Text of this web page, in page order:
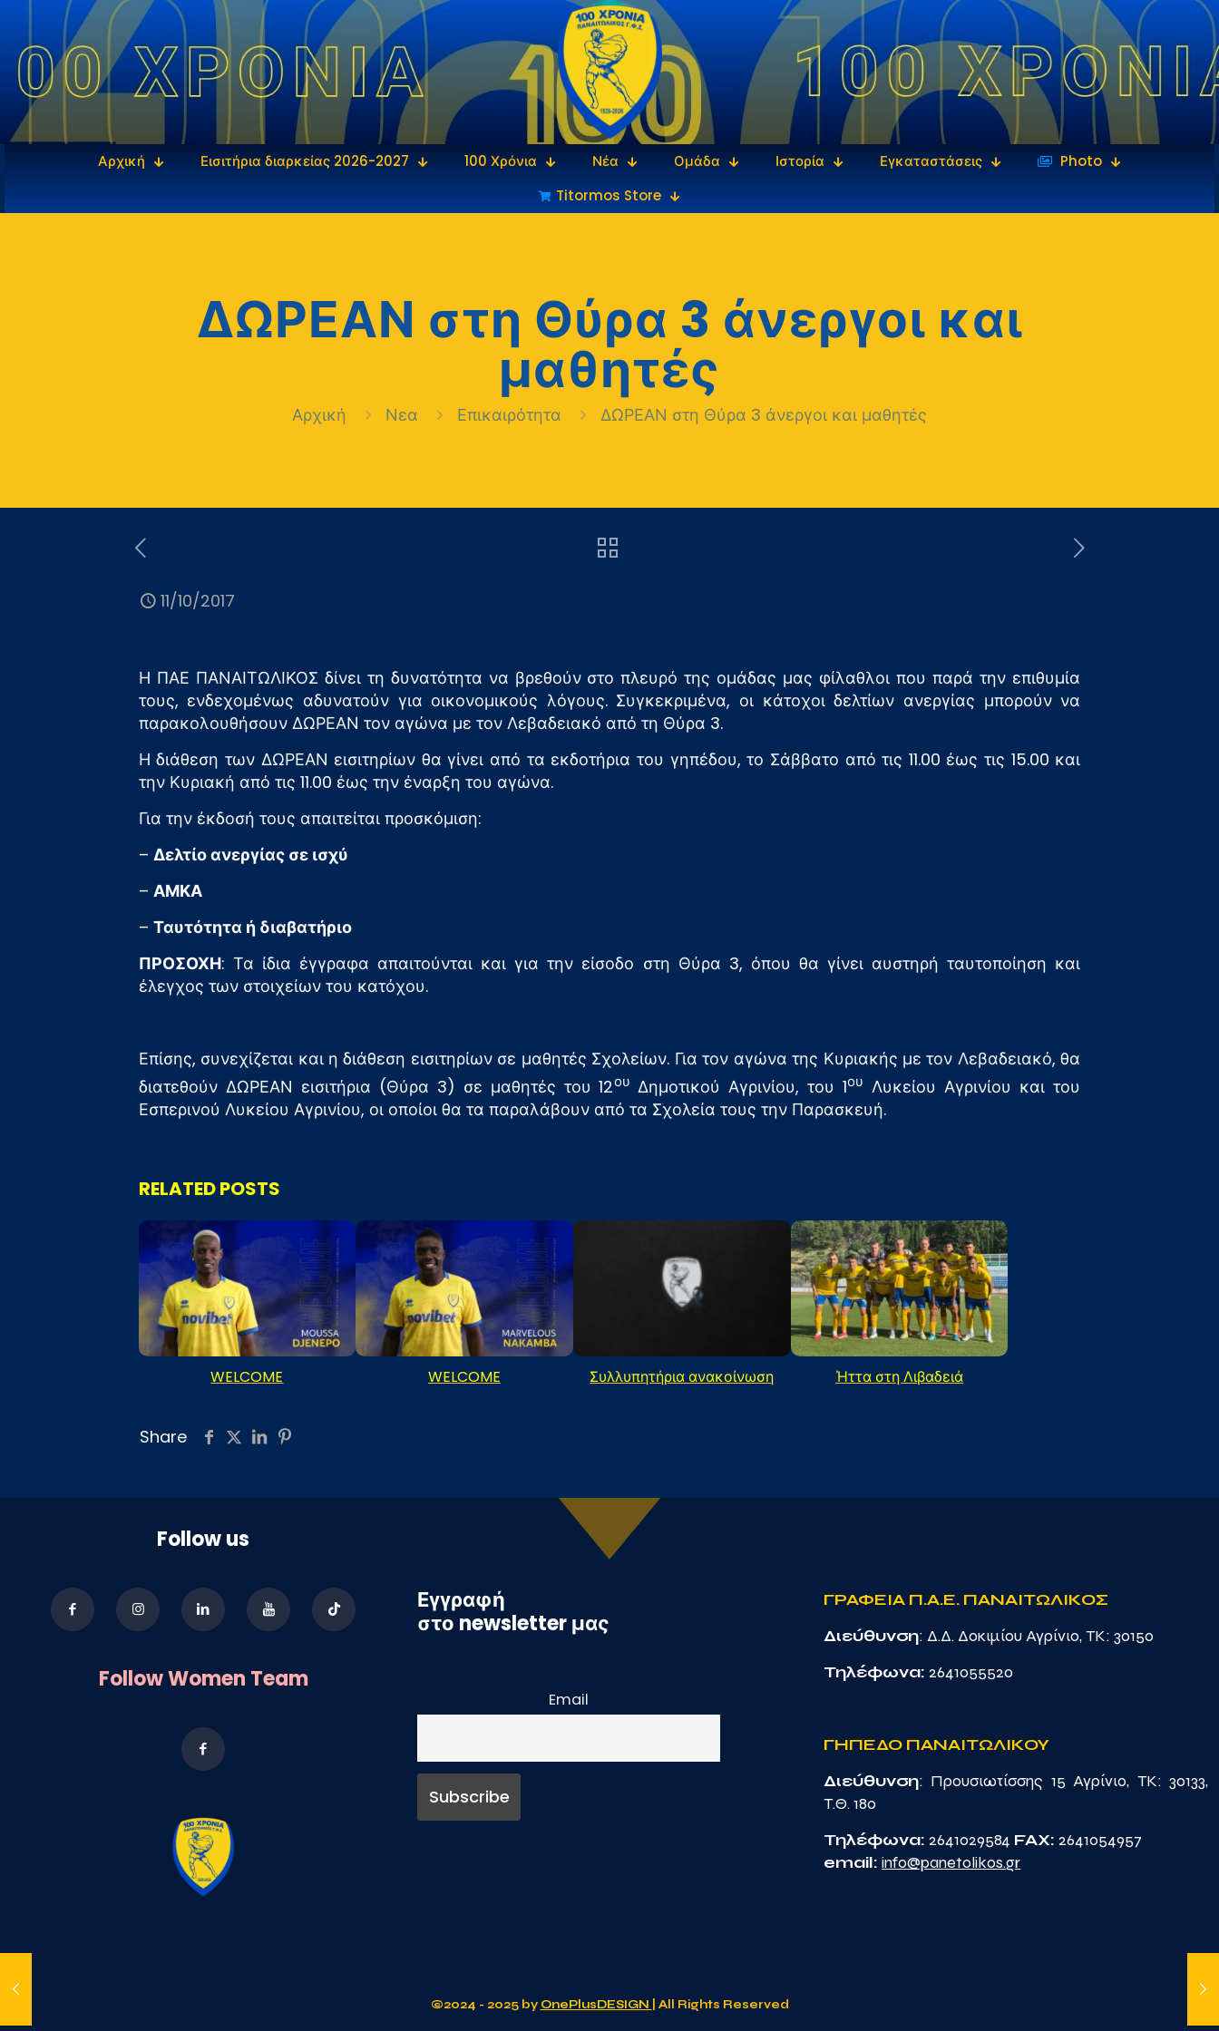
Αρχική Εισιτήρια διαρκείας 2026-2027 100 Χρόνια Νέα Ομάδα Ιστορία Εγκαταστάσεις
‎‏‏‎ ‎Photo
Titormos Store
ΔΩΡΕΑΝ στη Θύρα 3 άνεργοι και
μαθητές
Αρχική Νεα Επικαιρότητα ΔΩΡΕΑΝ στη Θύρα 3 άνεργοι και μαθητές
11/10/2017
Η ΠΑΕ ΠΑΝΑΙΤΩΛΙΚΟΣ δίνει τη δυνατότητα να βρεθούν στο πλευρό της ομάδας μας φίλαθλοι που παρά την επιθυμία
τους, ενδεχομένως αδυνατούν για οικονομικούς λόγους. Συγκεκριμένα, οι κάτοχοι δελτίων ανεργίας μπορούν να
παρακολουθήσουν ΔΩΡΕΑΝ τον αγώνα με τον Λεβαδειακό από τη Θύρα 3.
Η διάθεση των ΔΩΡΕΑΝ εισιτηρίων θα γίνει από τα εκδοτήρια του γηπέδου, το Σάββατο από τις 11.00 έως τις 15.00 και
την Κυριακή από τις 11.00 έως την έναρξη του αγώνα.
Για την έκδοσή τους απαιτείται προσκόμιση:
– Δελτίο ανεργίας σε ισχύ
– ΑΜΚΑ
– Ταυτότητα ή διαβατήριο
ΠΡΟΣΟΧΗ: Τα ίδια έγγραφα απαιτούνται και για την είσοδο στη Θύρα 3, όπου θα γίνει αυστηρή ταυτοποίηση και
έλεγχος των στοιχείων του κατόχου.
Επίσης, συνεχίζεται και η διάθεση εισιτηρίων σε μαθητές Σχολείων. Για τον αγώνα της Κυριακής με τον Λεβαδειακό, θα
διατεθούν ΔΩΡΕΑΝ εισιτήρια (Θύρα 3) σε μαθητές του 12ου Δημοτικού Αγρινίου, του 1ου Λυκείου Αγρινίου και του
Εσπερινού Λυκείου Αγρινίου, οι οποίοι θα τα παραλάβουν από τα Σχολεία τους την Παρασκευή.
RELATED POSTS
WELCOME WELCOME Συλλυπητήρια ανακοίνωση Ήττα στη Λιβαδειά
Share
Follow us
Follow Women Team
Εγγραφή
στο newsletter μας
Email
ΓΡΑΦΕΙΑ Π.Α.Ε. ΠΑΝΑΙΤΩΛΙΚΟΣ
Διεύθυνση: Δ.Δ. Δοκιμίου Αγρίνιο, TK: 30150
Τηλέφωνα: 2641055520
ΓΗΠΕΔΟ ΠΑΝΑΙΤΩΛΙΚΟΥ
Διεύθυνση: Προυσιωτίσσης 15 Αγρίνιο, TK: 30133,
Τ.Θ. 180
Τηλέφωνα: 2641029584 FAX: 2641054957
email: info@panetolikos.gr
©2024 - 2025 by OnePlusDESIGN | All Rights Reserved